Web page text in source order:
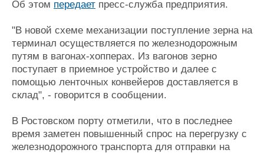
Работа
Журнал
Реклама
Материалы
Конференции
Выставки и семинары
Словарь
Флот
Галерея флота
Отзывы
Все службы
Об этом передает пресс-служба предприятия.
"В новой схеме механизации поступление зерна на
терминал осуществляется по железнодорожным
путям в вагонах-хопперах. Из вагонов зерно
поступает в приемное устройство и далее с
помощью ленточных конвейеров доставляется в
склад", - говорится в сообщении.
В Ростовском порту отметили, что в последнее
время заметен повышенный спрос на перегрузку с
железнодорожного транспорта для отправки на